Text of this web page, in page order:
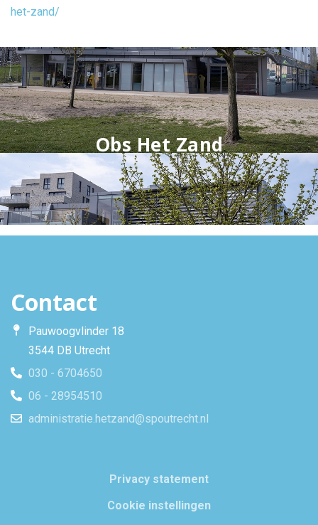
het-zand/
Obs Het Zand
Contact
Pauwoogvlinder 18
3544 DB Utrecht
030 - 6704650
06 - 28954510
administratie.hetzand@spoutrecht.nl
Privacy statement
Cookie instellingen